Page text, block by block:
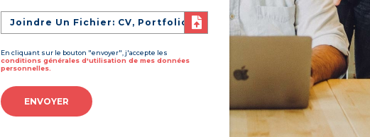
Joindre Un Fichier: CV, Portfolio
En cliquant sur le bouton "envoyer", j'accepte les
conditions générales d'utilisation de mes données
personnelles.
ENVOYER